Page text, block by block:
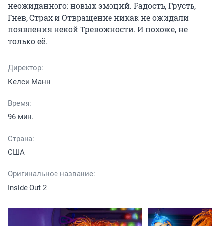
неожиданного: новых эмоций. Радость, Грусть,
Гнев, Страх и Отвращение никак не ожидали
появления некой Тревожности. И похоже, не
только её.
Директор:
Келси Манн
Время:
96 мин.
Страна:
США
Оригинальное название:
Inside Out 2